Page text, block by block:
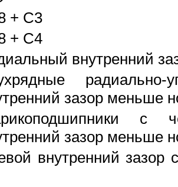
+ C3
+ C4
внутренний
радиально-
зазор меньше
с
зазор меньше
внутренний зазор